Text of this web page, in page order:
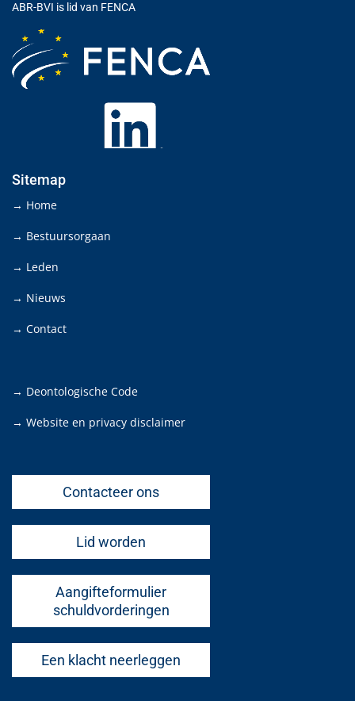
ABR-BVI is lid van FENCA
Sitemap
→ Home
→ Bestuursorgaan
→ Leden
→ Nieuws
→ Contact
→ Deontologische Code
→ Website en privacy disclaimer
Contacteer ons
Lid worden
Aangifteformulier
schuldvorderingen
Een klacht neerleggen